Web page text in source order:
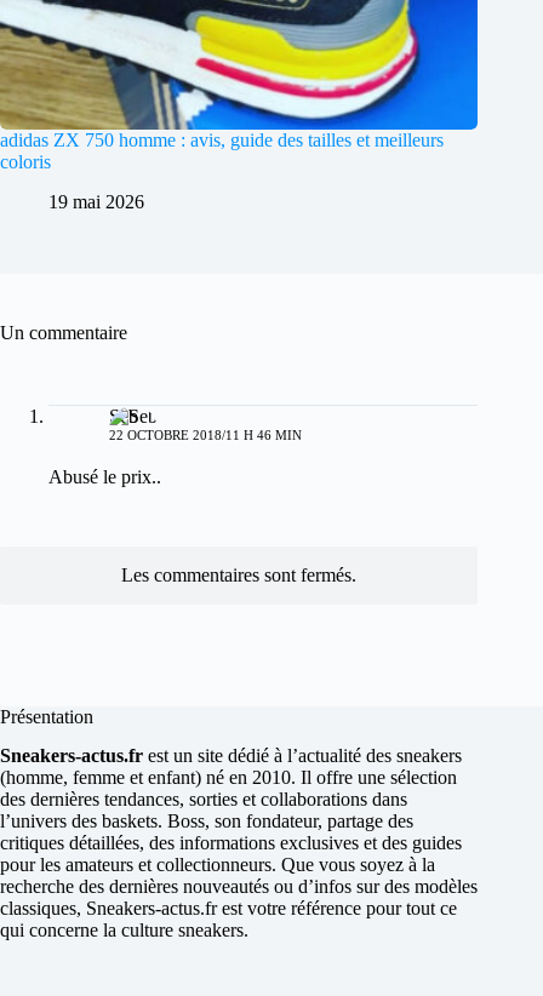
adidas ZX 750 homme : avis, guide des tailles et meilleurs
coloris
19 mai 2026
Un commentaire
Seb
22 OCTOBRE 2018/11 H 46 MIN
Abusé le prix..
Les commentaires sont fermés.
Présentation
Sneakers-actus.fr est un site dédié à l’actualité des sneakers
(homme, femme et enfant) né en 2010. Il offre une sélection
des dernières tendances, sorties et collaborations dans
l’univers des baskets. Boss, son fondateur, partage des
critiques détaillées, des informations exclusives et des guides
pour les amateurs et collectionneurs. Que vous soyez à la
recherche des dernières nouveautés ou d’infos sur des modèles
classiques, Sneakers-actus.fr est votre référence pour tout ce
qui concerne la culture sneakers.